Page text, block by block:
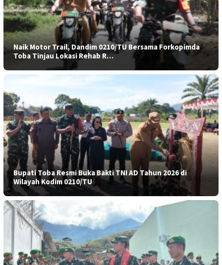
Naik Motor Trail, Dandim 0210/TU Bersama Forkopimda
Toba Tinjau Lokasi Rehab R…
Bupati Toba Resmi Buka Bakti TNI AD Tahun 2026 di
Wilayah Kodim 0210/TU